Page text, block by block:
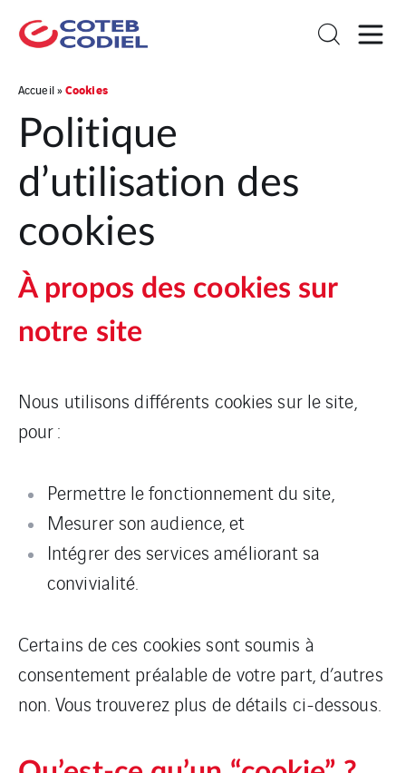
Accueil»Cookies
Politique
d’utilisation des
cookies
À propos des cookies sur
notre site
Nous utilisons différents cookies sur le site,
pour :
Permettre le fonctionnement du site,
Mesurer son audience, et
Intégrer des services améliorant sa
convivialité.
Certains de ces cookies sont soumis à
consentement préalable de votre part, d’autres
non. Vous trouverez plus de détails ci-dessous.